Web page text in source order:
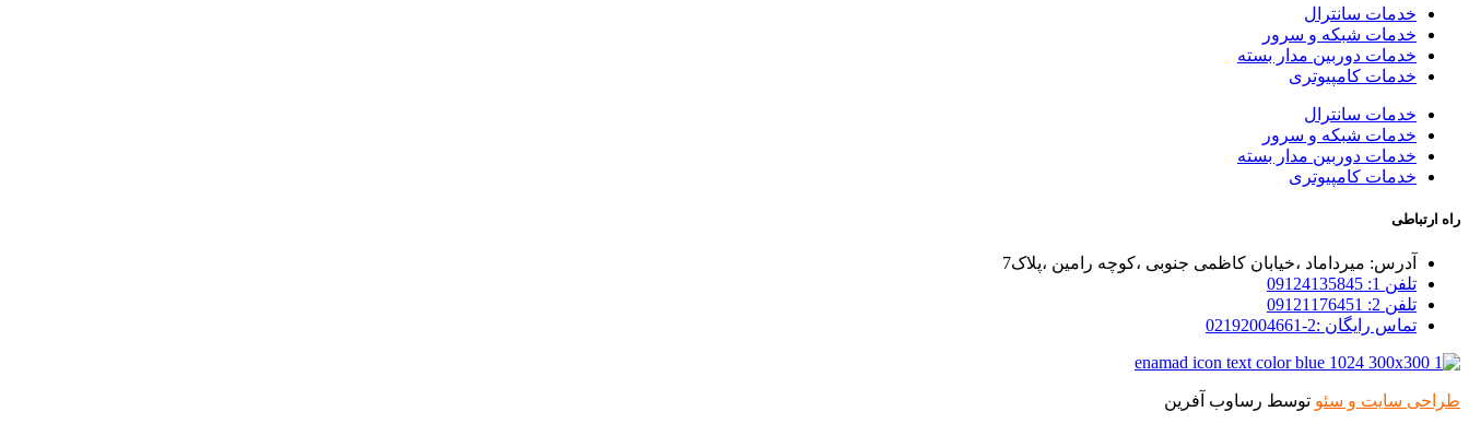
خدمات سانترال
خدمات شبکه و سرور
خدمات دوربین مدار بسته
خدمات کامپیوتری
خدمات سانترال
خدمات شبکه و سرور
خدمات دوربین مدار بسته
خدمات کامپیوتری
راه ارتباطی
آدرس: میرداماد ،خیابان کاظمی جنوبی ،کوچه رامین ،پلاک7
تلفن 1: 09124135845
تلفن 2: 09121176451
تماس رایگان :2-02192004661
طراحی سایت و سئو توسط رساوب آفرین